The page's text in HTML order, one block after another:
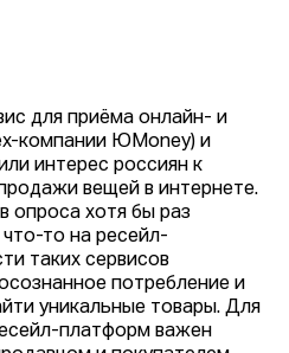
для приёма онлайн- и
компании ЮMoney) и
интерес россиян к
вещей в интернете.
опроса хотя бы раз
то на ресейл-
таких сервисов
потребление и
уникальные товары. Для
платформ важен